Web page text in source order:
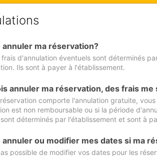
annuler ma réservation?
frais d'annulation éventuels sont déterminés
Ils sont à payer à l'établissement.
annuler ma réservation, des frais
comporte l'annulation gratuite,
est non remboursable ou si la période
déterminés par l'établissement et sont à
annuler ou modifier mes dates si ma
possible de modifier vos dates pour les